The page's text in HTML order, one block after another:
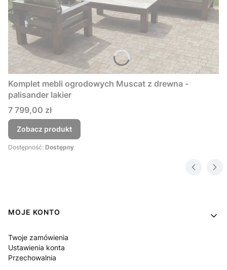
Komplet mebli ogrodowych Muscat z drewna -
palisander lakier
Cena
7 799,00 zł
Zobacz produkt
Dostępność: Dostępny
Linki w stopce
MOJE KONTO
Twoje zamówienia
Ustawienia konta
Przechowalnia